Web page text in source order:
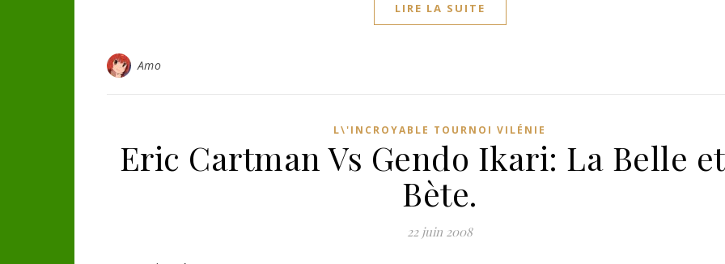
LIRE LA SUITE
Amo
L\'INCROYABLE TOURNOI VILÉNIE
Eric Cartman Vs Gendo Ikari: La Belle
Bète.
22 juin 2008